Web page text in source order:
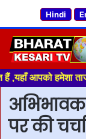
Hindi
हमेशा ताजा
अभिभावक
पर की चर्चा